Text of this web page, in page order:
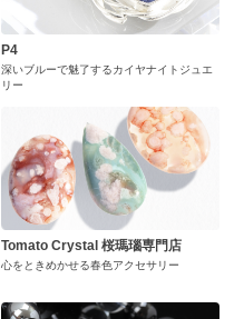
P4
深いブルーで魅了するカイヤナイトジュエ
リー
Tomato Crystal 桜瑪瑙専門店
心をときめかせる春色アクセサリー